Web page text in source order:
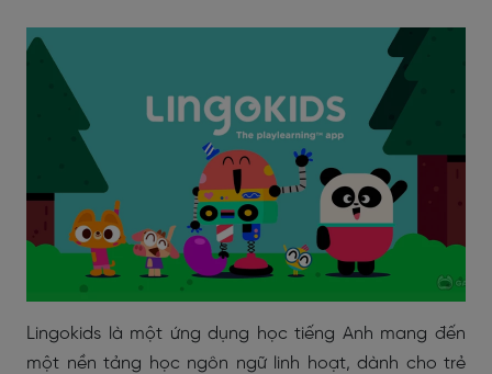
Lingokids là một ứng dụng học tiếng Anh mang đến
một nền tảng học ngôn ngữ linh hoạt, dành cho trẻ